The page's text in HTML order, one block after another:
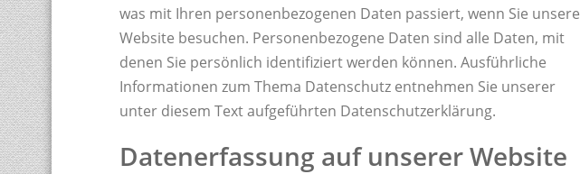
was mit Ihren personenbezogenen Daten passiert, wenn Sie unsere
Website besuchen. Personenbezogene Daten sind alle Daten, mit
denen Sie persönlich identifiziert werden können. Ausführliche
Informationen zum Thema Datenschutz entnehmen Sie unserer
unter diesem Text aufgeführten Datenschutzerklärung.
Datenerfassung auf unserer Website